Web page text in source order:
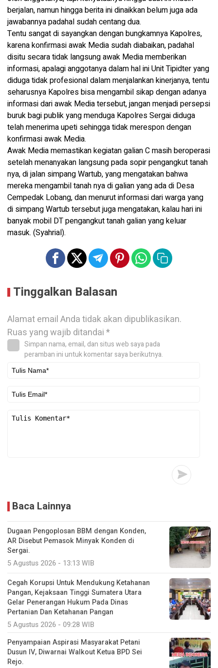
berjalan, namun hingga berita ini dinaikkan belum juga ada
jawabannya padahal sudah centang dua.
Tentu sangat di sayangkan dengan bungkamnya Kapolres,
karena konfirmasi awak Media sudah diabaikan, padahal
disitu secara tidak langsung awak Media memberikan
informasi, apalagi anggotanya dalam hal ini Unit Tipidter yang
diduga tidak profesional dalam menjalankan kinerjanya, tentu
seharusnya Kapolres bisa mengambil sikap dengan adanya
informasi dari awak Media tersebut, jangan menjadi persepsi
buruk bagi publik yang menduga Kapolres Sergai diduga
telah menerima upeti sehingga tidak merespon dengan
konfirmasi awak Media.
Awak Media memastikan kegiatan galian C masih beroperasi
setelah menanyakan langsung pada sopir pengangkut tanah
nya, di jalan simpang Wartub, yang mengatakan bahwa
mereka mengambil tanah nya di galian yang ada di Desa
Cempedak Lobang, dan menurut informasi dari warga yang
di simpang Wartub tersebut juga mengatakan, kalau hari ini
banyak mobil DT pengangkut tanah galian yang keluar
masuk. (Syahrial).
Tinggalkan Balasan
Alamat email Anda tidak akan dipublikasikan.
Ruas yang wajib ditandai*
Simpan nama, email, dan situs web saya pada
peramban ini untuk komentar saya berikutnya.
Baca Lainnya
Dugaan Pengoplosan BBM dengan Konden,
AR Disebut Pemasok Minyak Konden di
Sergai.
5 Agustus 2026 - 13:13 WIB
Cegah Korupsi Untuk Mendukung Ketahanan
Pangan, Kejaksaan Tinggi Sumatera Utara
Gelar Penerangan Hukum Pada Dinas
Pertanian Dan Ketahanan Pangan
5 Agustus 2026 - 09:28 WIB
Penyampaian Aspirasi Masyarakat Petani
Dusun IV, Diwarnai Walkout Ketua BPD Sei
Rejo.